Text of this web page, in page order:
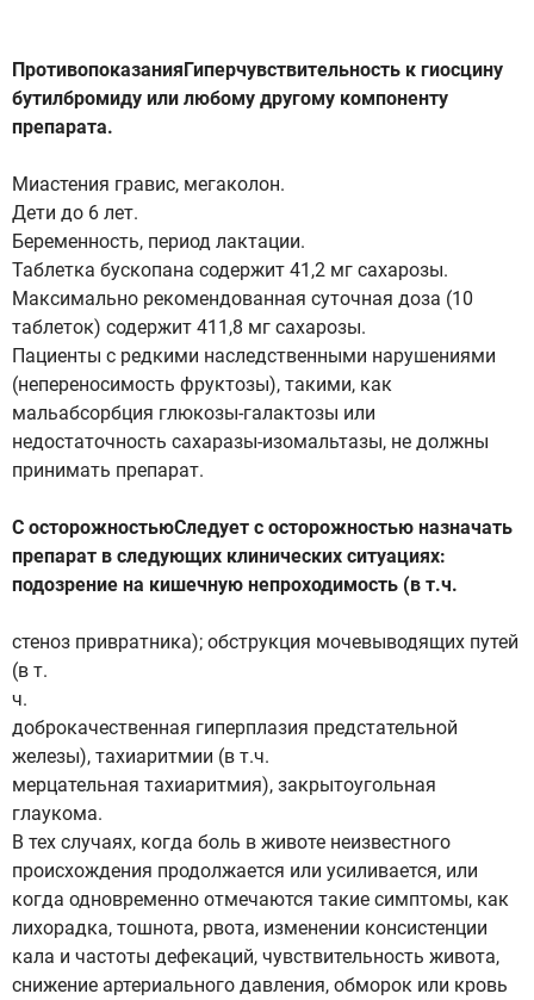
ПротивопоказанияГиперчувствительность к гиосцину
бутилбромиду или любому другому компоненту
препарата.
Миастения гравис, мегаколон.
Дети до 6 лет.
Беременность, период лактации.
Таблетка бускопана содержит 41,2 мг сахарозы.
Максимально рекомендованная суточная доза (10
таблеток) содержит 411,8 мг сахарозы.
Пациенты с редкими наследственными нарушениями
(непереносимость фруктозы), такими, как
мальабсорбция глюкозы-галактозы или
недостаточность сахаразы-изомальтазы, не должны
принимать препарат.
С осторожностьюСледует с осторожностью назначать
препарат в следующих клинических ситуациях:
подозрение на кишечную непроходимость (в т.ч.
стеноз привратника); обструкция мочевыводящих путей
(в т.
ч.
доброкачественная гиперплазия предстательной
железы), тахиаритмии (в т.ч.
мерцательная тахиаритмия), закрытоугольная
глаукома.
В тех случаях, когда боль в животе неизвестного
происхождения продолжается или усиливается, или
когда одновременно отмечаются такие симптомы, как
лихорадка, тошнота, рвота, изменении консистенции
кала и частоты дефекаций, чувствительность живота,
снижение артериального давления, обморок или кровь